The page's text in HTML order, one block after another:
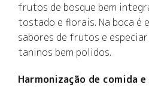
frutos de bosque bem
tostado e florais. Na boca é
sabores de frutos e
taninos bem polidos.
Harmonização de comida